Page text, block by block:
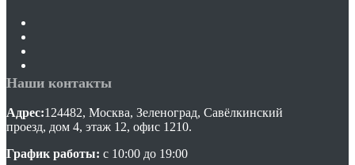
Наши контакты
Адрес:124482, Москва, Зеленоград, Савёлкинский
проезд, дом 4, этаж 12, офис 1210.
График работы: с 10:00 до 19:00